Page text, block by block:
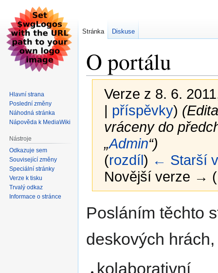
O portálu
Verze z 8. 6.
| příspěvky)
vráceny do
„Admin“)
(rozdíl) ← Starší
Novější verze →
na
na
Posláním těchto
deskových
kolaborativní
Stránka Diskuse
Hlavní strana
Poslední změny
Náhodná stránka
Nápověda k MediaWiki
Nástroje
Odkazuje sem
Související změny
Speciální stránky
Verze k tisku
Trvalý odkaz
Informace o stránce